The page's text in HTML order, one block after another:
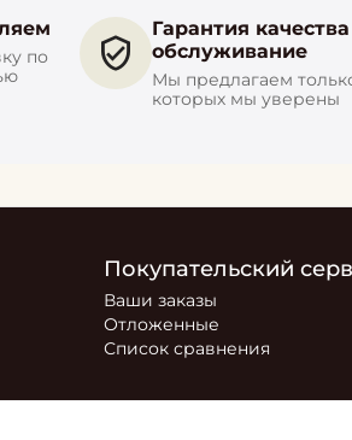
по
Гарантия
обслуживание
Мы предлагаем
которых мы уверены
Покупательский
Ваши заказы
Отложенные
Список сравнения